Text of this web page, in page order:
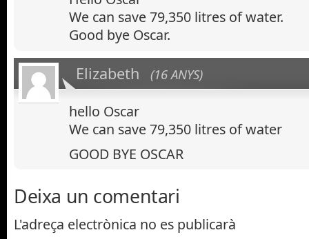
We can save 79,350 litres of water.
Good bye Oscar.
Elizabeth (16 ANYS)
hello Oscar
We can save 79,350 litres of water
GOOD BYE OSCAR
Deixa un comentari
L'adreça electrònica no es publicarà